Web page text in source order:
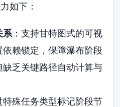
如下：
系：支持甘特图式的可视
赖锁定，保障瀑布阶段
乏关键路径自动计算与
特殊任务类型标记阶段节